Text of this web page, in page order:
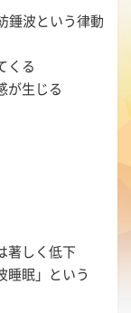
錘波という律動
くる
が生じる
著しく低下
睡眠」という